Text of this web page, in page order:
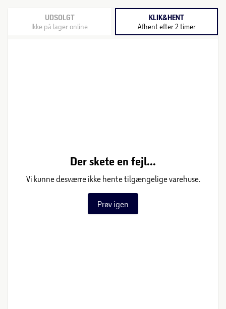
UDSOLGT
Ikke på lager online
KLIK&HENT
Afhent efter 2 timer
Der skete en fejl...
Vi kunne desværre ikke hente tilgængelige varehuse.
Prøv igen